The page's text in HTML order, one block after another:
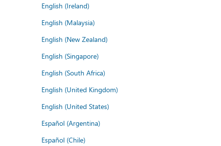
English (Ireland)
English (Malaysia)
English (New Zealand)
English (Singapore)
English (South Africa)
English (United Kingdom)
English (United States)
Español (Argentina)
Español (Chile)